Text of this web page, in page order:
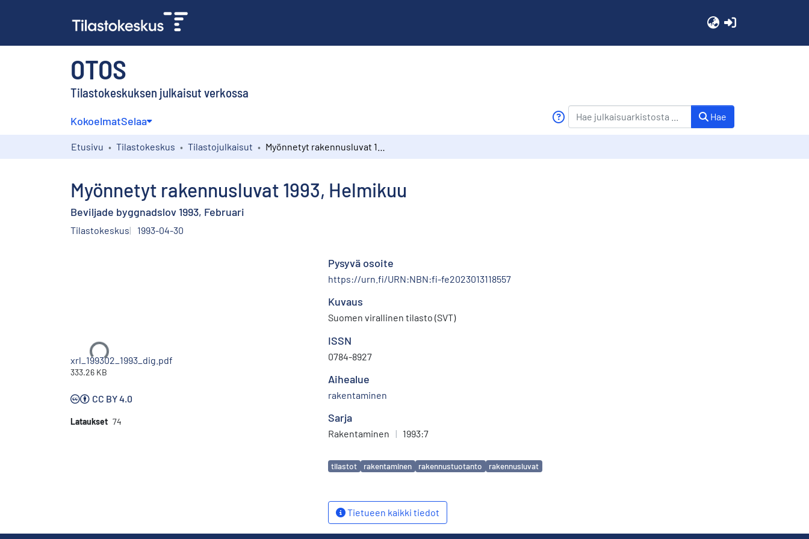
OTOS
Tilastokeskuksen julkaisut verkossa
KokoelmatSelaa Hae
Etusivu Tilastokeskus Tilastojulkaisut
Myönnetyt rakennusluvat 1993, Helmikuu
Beviljade byggnadslov 1993, Februari
Tilastokeskus 1993-04-30
Ladataan...
xrl_199302_1993_dig.pdf
333.26 KB
CC BY 4.0
Lataukset 74
Pysyvä osoite
https://urn.fi/URN:NBN:fi-fe2023013118557
Kuvaus
Suomen virallinen tilasto (SVT)
ISSN
0784-8927
Aihealue
rakentaminen
Sarja
Rakentaminen | 1993:7
Avainsanat
tilastot rakentaminen rakennustuotanto rakennusluvat
Tietueen kaikki tiedot